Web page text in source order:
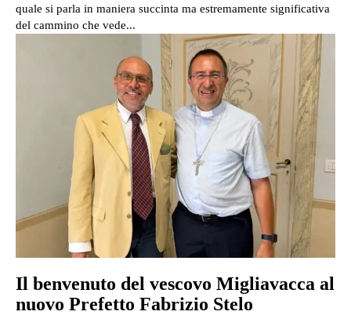
quale si parla in maniera succinta ma estremamente significativa
del cammino che vede...
Il benvenuto del vescovo Migliavacca al
nuovo Prefetto Fabrizio Stelo